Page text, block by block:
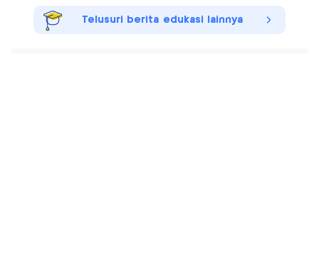
Telusuri berita edukasi lainnya